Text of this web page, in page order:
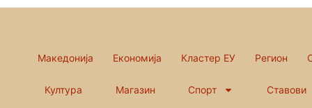
Македонија Економија Кластер ЕУ Регион
Култура Магазин Спорт Ставови